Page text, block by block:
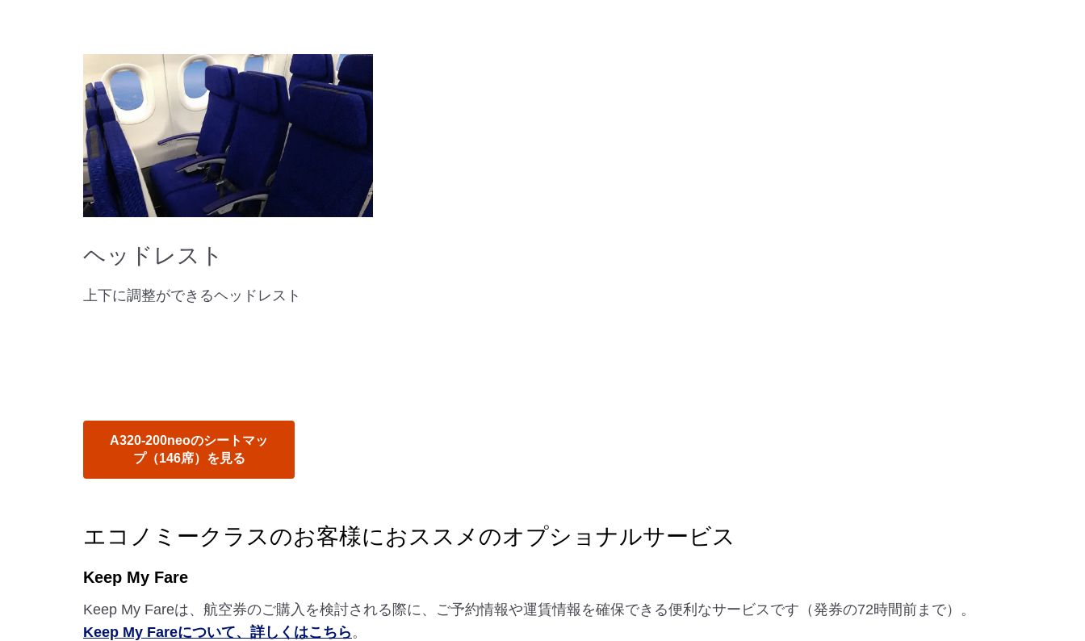
ヘッドレスト
上下に調整ができるヘッドレスト
A320-200neoのシートマッ
プ（146席）を見る
エコノミークラスのお客様におススメのオプショナルサービス
Keep My Fare
Keep My Fareは、航空券のご購入を検討される際に、ご予約情報や運賃情報を確保できる便利なサービスです（発券の72時間前まで）。
Keep My Fareについて、詳しくはこちら 。